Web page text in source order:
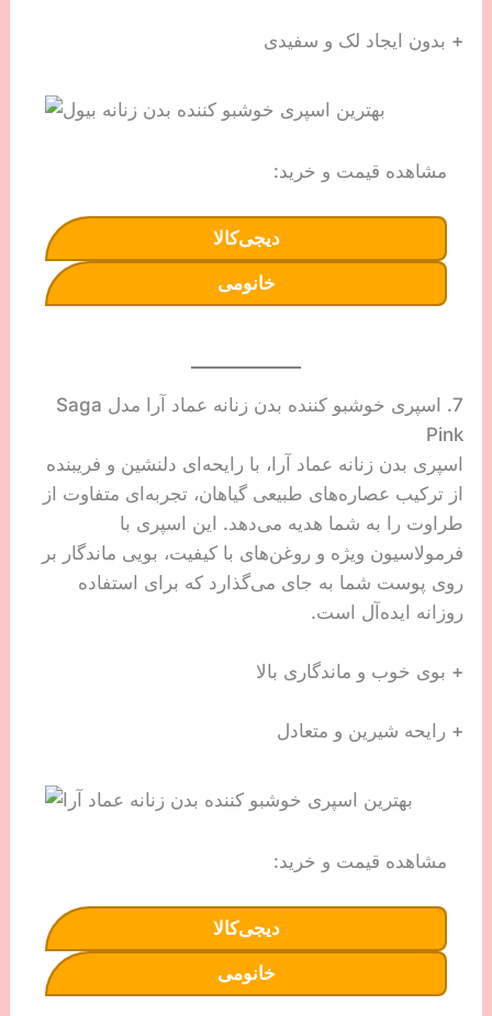
+ بدون ایجاد لک و سفیدی
مشاهده قیمت و خرید:
دیجی‌کالا
خانومی
7. اسپری خوشبو کننده بدن زنانه عماد آرا مدل Saga
Pink
اسپری بدن زنانه عماد آرا، با رایحه‌ای دلنشین و فریبنده
از ترکیب عصاره‌های طبیعی گیاهان، تجربه‌ای متفاوت از
طراوت را به شما هدیه می‌دهد. این اسپری با
فرمولاسیون ویژه و روغن‌های با کیفیت، بویی ماندگار بر
روی پوست شما به جای می‌گذارد که برای استفاده
روزانه ایده‌آل است.
+ بوی خوب و ماندگاری بالا
+ رایحه شیرین و متعادل
مشاهده قیمت و خرید:
دیجی‌کالا
خانومی